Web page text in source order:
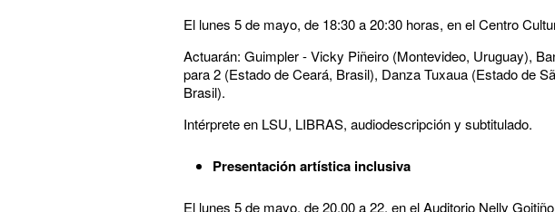
El lunes 5 de mayo, de 18:30 a 20:30 horas, en el Centro
Actuarán: Guimpler - Vicky Piñeiro (Montevideo, Uruguay),
para 2 (Estado de Ceará, Brasil), Danza Tuxaua (Estado de
Brasil).
Intérprete en LSU, LIBRAS, audiodescripción y subtitulado.
Presentación artística inclusiva
El lunes 5 de mayo, de 20.00 a 22, en el Auditorio Nelly